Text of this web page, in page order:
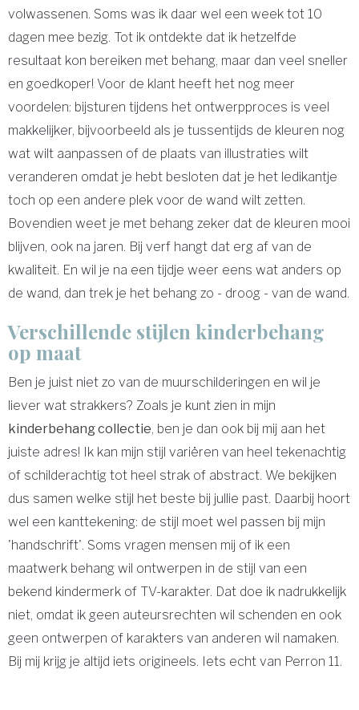
volwassenen. Soms was ik daar wel een week tot 10
dagen mee bezig. Tot ik ontdekte dat ik hetzelfde
resultaat kon bereiken met behang, maar dan veel sneller
en goedkoper! Voor de klant heeft het nog meer
voordelen: bijsturen tijdens het ontwerpproces is veel
makkelijker, bijvoorbeeld als je tussentijds de kleuren nog
wat wilt aanpassen of de plaats van illustraties wilt
veranderen omdat je hebt besloten dat je het ledikantje
toch op een andere plek voor de wand wilt zetten.
Bovendien weet je met behang zeker dat de kleuren mooi
blijven, ook na jaren. Bij verf hangt dat erg af van de
kwaliteit. En wil je na een tijdje weer eens wat anders op
de wand, dan trek je het behang zo - droog - van de wand.
Verschillende stijlen kinderbehang
op maat
Ben je juist niet zo van de muurschilderingen en wil je
liever wat strakkers? Zoals je kunt zien in mijn
kinderbehang collectie, ben je dan ook bij mij aan het
juiste adres! Ik kan mijn stijl variëren van heel tekenachtig
of schilderachtig tot heel strak of abstract. We bekijken
dus samen welke stijl het beste bij jullie past. Daarbij hoort
wel een kanttekening: de stijl moet wel passen bij mijn
'handschrift'. Soms vragen mensen mij of ik een
maatwerk behang wil ontwerpen in de stijl van een
bekend kindermerk of TV-karakter. Dat doe ik nadrukkelijk
niet, omdat ik geen auteursrechten wil schenden en ook
geen ontwerpen of karakters van anderen wil namaken.
Bij mij krijg je altijd iets origineels. Iets echt van Perron 11.